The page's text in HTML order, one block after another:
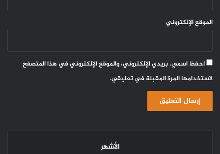
الموقع الإلكتروني
احفظ اسمي، بريدي الإلكتروني، والموقع الإلكتروني في هذا المتصفح
لاستخدامها المرة المقبلة في تعليقي.
الأشهر